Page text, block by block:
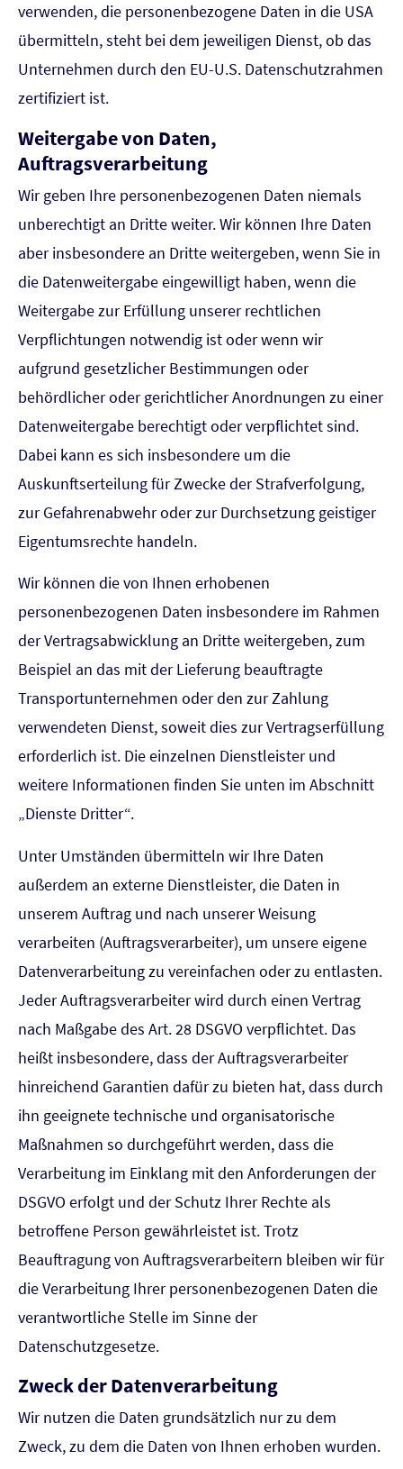
verwenden, die personenbezogene Daten in die USA
übermitteln, steht bei dem jeweiligen Dienst, ob das
Unternehmen durch den EU-U.S. Datenschutzrahmen
zertifiziert ist.
Weitergabe von Daten,
Auftragsverarbeitung
Wir geben Ihre personenbezogenen Daten niemals
unberechtigt an Dritte weiter. Wir können Ihre Daten
aber insbesondere an Dritte weitergeben, wenn Sie in
die Datenweitergabe eingewilligt haben, wenn die
Weitergabe zur Erfüllung unserer rechtlichen
Verpflichtungen notwendig ist oder wenn wir
aufgrund gesetzlicher Bestimmungen oder
behördlicher oder gerichtlicher Anordnungen zu einer
Datenweitergabe berechtigt oder verpflichtet sind.
Dabei kann es sich insbesondere um die
Auskunftserteilung für Zwecke der Strafverfolgung,
zur Gefahrenabwehr oder zur Durchsetzung geistiger
Eigentumsrechte handeln.
Wir können die von Ihnen erhobenen
personenbezogenen Daten insbesondere im Rahmen
der Vertragsabwicklung an Dritte weitergeben, zum
Beispiel an das mit der Lieferung beauftragte
Transportunternehmen oder den zur Zahlung
verwendeten Dienst, soweit dies zur Vertragserfüllung
erforderlich ist. Die einzelnen Dienstleister und
weitere Informationen finden Sie unten im Abschnitt
„Dienste Dritter“.
Unter Umständen übermitteln wir Ihre Daten
außerdem an externe Dienstleister, die Daten in
unserem Auftrag und nach unserer Weisung
verarbeiten (Auftragsverarbeiter), um unsere eigene
Datenverarbeitung zu vereinfachen oder zu entlasten.
Jeder Auftragsverarbeiter wird durch einen Vertrag
nach Maßgabe des Art. 28 DSGVO verpflichtet. Das
heißt insbesondere, dass der Auftragsverarbeiter
hinreichend Garantien dafür zu bieten hat, dass durch
ihn geeignete technische und organisatorische
Maßnahmen so durchgeführt werden, dass die
Verarbeitung im Einklang mit den Anforderungen der
DSGVO erfolgt und der Schutz Ihrer Rechte als
betroffene Person gewährleistet ist. Trotz
Beauftragung von Auftragsverarbeitern bleiben wir für
die Verarbeitung Ihrer personenbezogenen Daten die
verantwortliche Stelle im Sinne der
Datenschutzgesetze.
Zweck der Datenverarbeitung
Wir nutzen die Daten grundsätzlich nur zu dem
Zweck, zu dem die Daten von Ihnen erhoben wurden.